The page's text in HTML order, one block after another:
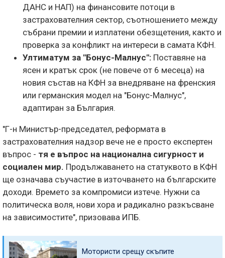
ДАНС и НАП) на финансовите потоци в
застрахователния сектор, съотношението между
събрани премии и изплатени обезщетения, както и
проверка за конфликт на интереси в самата КФН.
Ултиматум за "Бонус-Малнус": Поставяне на
ясен и кратък срок (не повече от 6 месеца) на
новия състав на КФН за внедряване на френския
или германския модел на "Бонус-Малнус",
адаптиран за България.
"Г-н Министър-председател, реформата в
застрахователния надзор вече не е просто експертен
въпрос - тя е въпрос на национална сигурност и
социален мир. Продължаването на статуквото в КФН
ще означава съучастие в източването на българските
доходи. Времето за компромиси изтече. Нужни са
политическа воля, нови хора и радикално разкъсване
на зависимостите", призовава ИПБ.
Мотористи срещу скъпите